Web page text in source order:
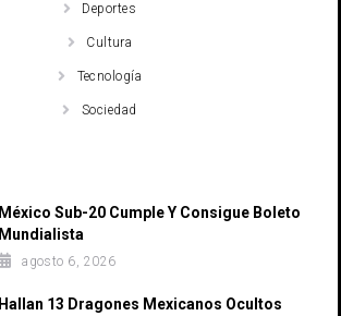
Deportes
Cultura
Tecnología
Sociedad
México Sub-20 Cumple Y Consigue Boleto
Mundialista
agosto 6, 2026
Hallan 13 Dragones Mexicanos Ocultos